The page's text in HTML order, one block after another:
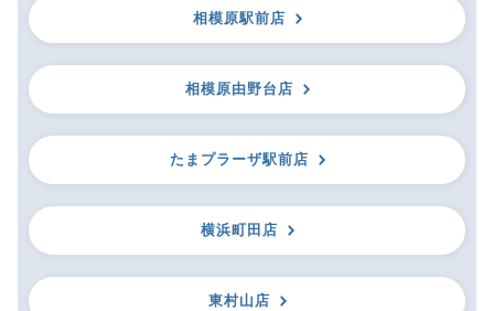
相模原駅前店
相模原由野台店
たまプラーザ駅前店
横浜町田店
東村山店